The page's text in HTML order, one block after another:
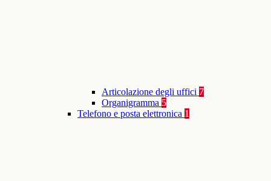
Articolazione degli uffici 7
Organigramma 5
Telefono e posta elettronica 1